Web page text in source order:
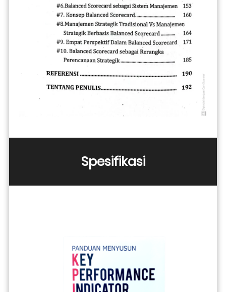
Spesifikasi